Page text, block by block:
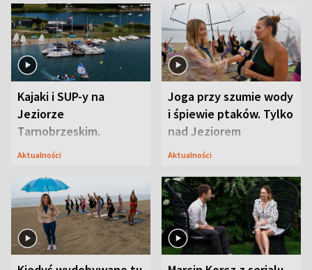
Kajaki i SUP-y na
Jeziorze
Tarnobrzeskim.
Przyrodnicy zwracają
Aktualności
Joga przy szumie wody
i śpiewie ptaków. Tylko
nad Jeziorem
Tarnobrzeskim
Aktualności